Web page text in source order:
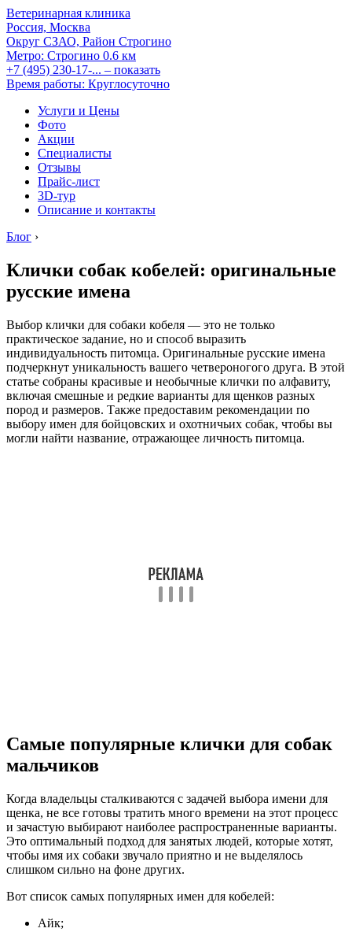
Ветеринарная клиника
Россия, Москва
Округ СЗАО, Район Строгино
Метро: Строгино 0.6 км
+7 (495) 230-17-... – показать
Время работы: Круглосуточно
Услуги и Цены
Фото
Акции
Специалисты
Отзывы
Прайс-лист
3D-тур
Описание и контакты
Блог ›
Клички собак кобелей: оригинальные
русские имена
Выбор клички для собаки кобеля — это не только
практическое задание, но и способ выразить
индивидуальность питомца. Оригинальные русские имена
подчеркнут уникальность вашего четвероногого друга. В этой
статье собраны красивые и необычные клички по алфавиту,
включая смешные и редкие варианты для щенков разных
пород и размеров. Также предоставим рекомендации по
выбору имен для бойцовских и охотничьих собак, чтобы вы
могли найти название, отражающее личность питомца.
Самые популярные клички для собак
мальчиков
Когда владельцы сталкиваются с задачей выбора имени для
щенка, не все готовы тратить много времени на этот процесс
и зачастую выбирают наиболее распространенные варианты.
Это оптимальный подход для занятых людей, которые хотят,
чтобы имя их собаки звучало приятно и не выделялось
слишком сильно на фоне других.
Вот список самых популярных имен для кобелей:
Айк;